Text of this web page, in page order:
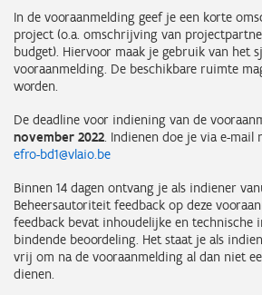
In de vooraanmelding geef je een korte
project (o.a. omschrijving van
budget). Hiervoor maak je gebruik van het
vooraanmelding. De beschikbare ruimte
worden.
De deadline voor indiening van de
november 2022. Indienen doe je via e-mail
efro-bd1@vlaio.be
Binnen 14 dagen ontvang je als indiener
Beheersautoriteit feedback op deze
feedback bevat inhoudelijke en technische
bindende beoordeling. Het staat je als
vrij om na de vooraanmelding al dan niet
dienen.